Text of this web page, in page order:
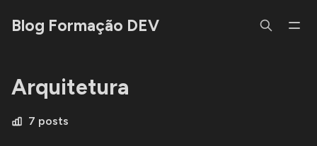
Blog Formação DEV
Arquitetura
7 posts